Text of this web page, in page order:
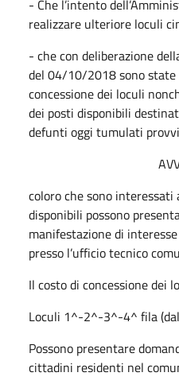
- Che l’intento
realizzare ulteriore loculi
- che con deliberazione
del 04/10/2018 sono
concessione dei loculi
dei posti disponibili
defunti oggi tumulati
coloro che sono
disponibili possono
manifestazione di
presso l’ufficio tecnico
Il costo di concessione dei
Loculi 1^-2^-3^-4^ fila
Possono presentare
cittadini residenti nel